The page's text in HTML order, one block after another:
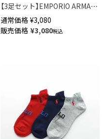
【3足セット】EMPORIO ARMANI
ビジネスソックス イーグル ロ
ゴ クルー丈 メンズ 【365日最短
翌日発送】92312722
通常価格 ¥3,080
販売価格 ¥3,080税込